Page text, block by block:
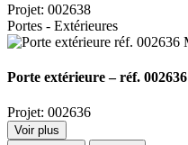
Projet: 002638
Portes - Extérieures
Porte extérieure – réf. 002636
Projet: 002636
Voir plus